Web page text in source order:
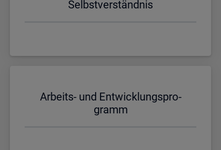
Selbst­ver­ständ­nis
Ar­beits- und Ent­wick­lungs­pro­
gramm